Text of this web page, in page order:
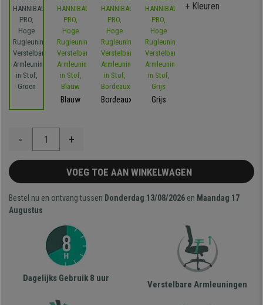
Blauw Bordeaux Grijs
+ Kleuren
- +
VOEG TOE AAN WINKELWAGEN
Bestel nu en ontvang tussen Donderdag 13/08/2026 en Maandag 17
Augustus
Dagelijks Gebruik 8 uur
Verstelbare Armleuningen